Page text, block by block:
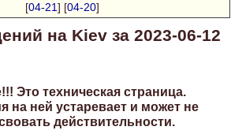
[04-21] [04-20]
на Kiev за 2023-06-12
Это техническая страница.
на ней устаревает и может не
действительности.